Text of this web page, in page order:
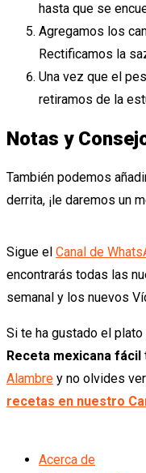
hasta que se
Agregamos los
Rectificamos la
Una vez que el
retiramos de la
Notas y
También podemos
derrita, ¡le daremos un
Sigue el Canal de
encontrarás todas las
semanal y los nuevos
Si te ha gustado el plato
Receta mexicana fácil
Alambre y no olvides
recetas en nuestro
Acerca de